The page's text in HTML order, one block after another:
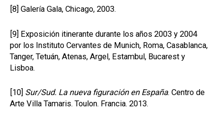
[8] Galería Gala, Chicago, 2003.
[9] Exposición itinerante durante los años 2003 y 2004
por los Instituto Cervantes de Munich, Roma, Casablanca,
Tanger, Tetuán, Atenas, Argel, Estambul, Bucarest y
Lisboa.
[10] Sur/Sud. La nueva figuración en España. Centro de
Arte Villa Tamaris. Toulon. Francia. 2013.